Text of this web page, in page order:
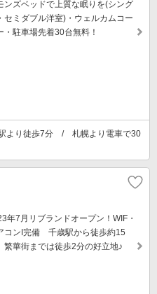
ンズベッドで上質な眠りを(シング
セミダブル洋室)・ウェルカムコー
・駐車場先着30台無料！
より徒歩7分 / 札幌より電車で30
年7月リブランドオープン！WIF・
コンI完備 千歳駅から徒歩約15
繁華街までは徒歩2分の好立地♪